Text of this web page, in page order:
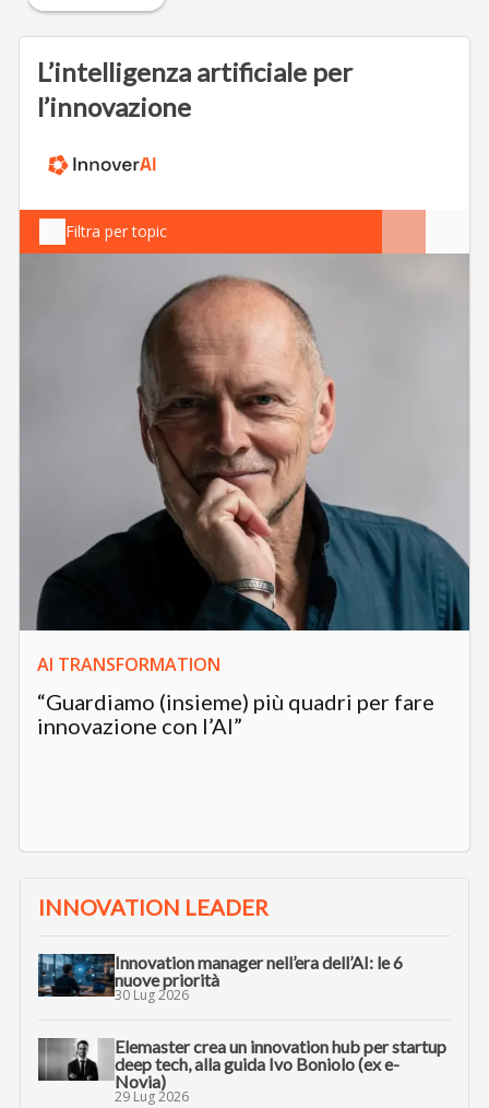
L’intelligenza artificiale per
l’innovazione
Filtra per topic
AI TRANSFORMATION
“Guardiamo (insieme) più quadri per fare
innovazione con l’AI”
INNOVATION LEADER
Innovation manager nell’era dell’AI: le 6
nuove priorità
30 Lug 2026
Elemaster crea un innovation hub per startup
deep tech, alla guida Ivo Boniolo (ex e-
Novia)
29 Lug 2026